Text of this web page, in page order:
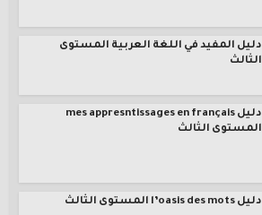
دليل المفيد في اللغة العربية المستوى
الثالث
دليل mes appresntissages en français
المستوى الثالث
دليل l’oasis des mots المستوى الثالث